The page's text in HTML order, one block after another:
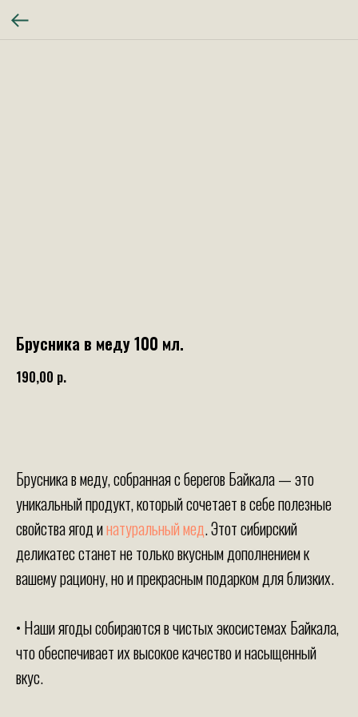
Брусника в меду 100 мл.
190,00 р.
Брусника в меду, собранная с берегов Байкала — это
уникальный продукт, который сочетает в себе полезные
свойства ягод инатуральный мед. Этот сибирский
деликатес станет не только вкусным дополнением к
вашему рациону, но и прекрасным подарком для близких.
• Наши ягоды собираются в чистых экосистемах Байкала,
что обеспечивает их высокое качество и насыщенный
вкус.